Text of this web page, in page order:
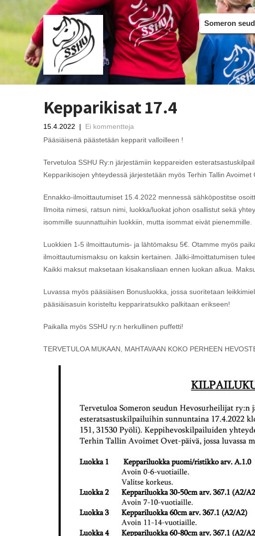
Someron
Kepparikisat 17.4
15.4.2022 | Ei kommentteja
Pääsiäisenä päästetään kepparit valloilleen !
Tervetuloa SSHU Ry:n järjestämiin keppareiden
Kepparikisojen yhteydessä järjestetään myös Terhin Tallin
Ennakko-ilmoittautumiset 15.4.2022 mennessä sähköpostitse
Ilmoita nimesi, ratsun nimi, luokka/luokat johon osallistut sekä
isommille suunnattuihin luokkiin, mutta isommat eivät pienemmille.
Luokkien 1-5 ilmoittautumis- ja lähtömaksu 5€. Otamme myös
ilmoittautumismaksu on kaksin kertainen. Jälki-ilmoittatumisen
Kaikki maksut maksetaan kisakansliaan ennen luokan alkua.
Luvassa myös pääsiäisen Bonusluokka, jossa suoritetaan
pääsiäisasuin koristeltu keppariratsukko palkitaan erikseen!
Paikalla myös SSHU ry:n herkullinen puffetti!
TERVETULOA MUKAAN, MAHTAVAAN KOKO PERHEEN